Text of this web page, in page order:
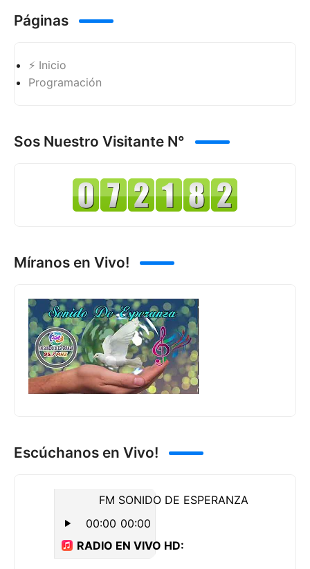
Páginas
⚡ Inicio
Programación
Sos Nuestro Visitante N°
Míranos en Vivo!
Escúchanos en Vivo!